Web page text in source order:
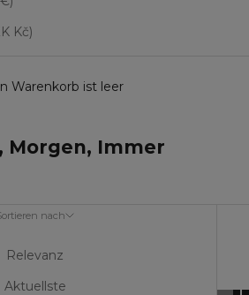
Kč)
Warenkorb ist leer
Morgen, Immer
nach
Relevanz
Aktuellste